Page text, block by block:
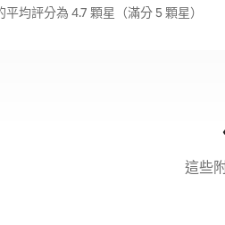
均評分為 4.7 顆星（滿分 5 顆星）
這些